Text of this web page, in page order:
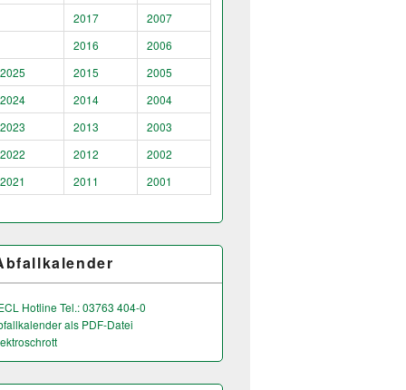
2017
2007
2016
2006
2025
2015
2005
2024
2014
2004
2023
2013
2003
2022
2012
2002
2021
2011 2001
Hotline Tel.: 03763 404-0
als PDF-Datei